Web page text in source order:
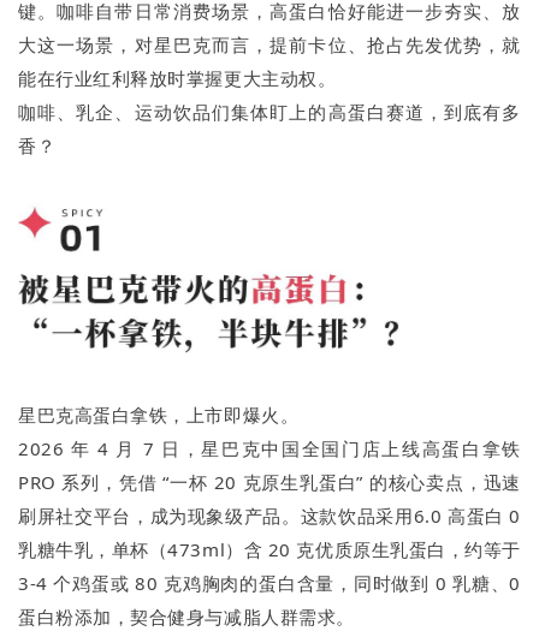
键。咖啡自带日常消费场景，高蛋白恰好能进一步夯实、放
大这一场景，对星巴克而言，提前卡位、抢占先发优势，就
能在行业红利释放时掌握更大主动权。
咖啡、乳企、运动饮品们集体盯上的高蛋白赛道，到底有多
香？
星巴克高蛋白拿铁，上市即爆火。
2026 年 4 月 7 日，星巴克中国全国门店上线高蛋白拿铁
PRO 系列，凭借 “一杯 20 克原生乳蛋白” 的核心卖点，迅速
刷屏社交平台，成为现象级产品。这款饮品采用6.0 高蛋白 0
乳糖牛乳，单杯（473ml）含 20 克优质原生乳蛋白，约等于
3-4 个鸡蛋或 80 克鸡胸肉的蛋白含量，同时做到 0 乳糖、0
蛋白粉添加，契合健身与减脂人群需求。